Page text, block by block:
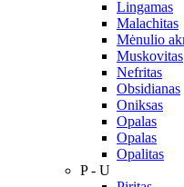
Lingamas
Malachitas
Mėnulio
Muskovitas
Nefritas
Obsidianas
Oniksas
Opalas
Opalas
Opalitas
P - U